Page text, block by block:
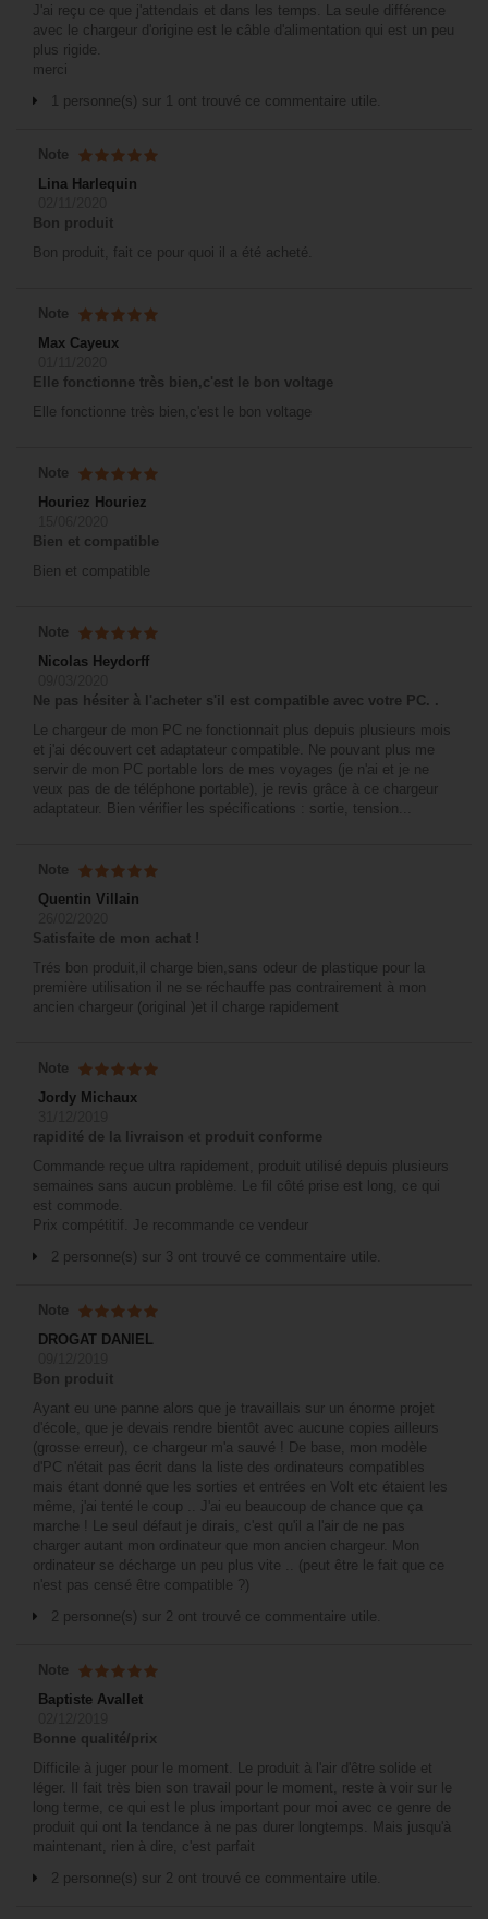
J'ai reçu ce que j'attendais et dans les temps. La seule différence
avec le chargeur d'origine est le câble d'alimentation qui est un peu
plus rigide.
merci
1 personne(s) sur 1 ont trouvé ce commentaire utile.
Note
Lina Harlequin
Bon produit
Bon produit, fait ce pour quoi il a été acheté.
Note
Max Cayeux
Elle fonctionne très bien,c'est le bon voltage
Elle fonctionne très bien,c'est le bon voltage
Note
Houriez Houriez
Bien et compatible
Bien et compatible
Note
Nicolas Heydorff
Ne pas hésiter à l'acheter s'il est compatible avec votre PC. .
Le chargeur de mon PC ne fonctionnait plus depuis plusieurs mois
et j'ai découvert cet adaptateur compatible. Ne pouvant plus me
servir de mon PC portable lors de mes voyages (je n'ai et je ne
veux pas de de téléphone portable), je revis grâce à ce chargeur
adaptateur. Bien vérifier les spécifications : sortie, tension...
Note
Quentin Villain
Satisfaite de mon achat !
Trés bon produit,il charge bien,sans odeur de plastique pour la
première utilisation il ne se réchauffe pas contrairement à mon
ancien chargeur (original )et il charge rapidement
Note
Jordy Michaux
rapidité de la livraison et produit conforme
Commande reçue ultra rapidement, produit utilisé depuis plusieurs
semaines sans aucun problème. Le fil côté prise est long, ce qui
est commode.
Prix compétitif. Je recommande ce vendeur
2 personne(s) sur 3 ont trouvé ce commentaire utile.
Note
DROGAT DANIEL
Bon produit
Ayant eu une panne alors que je travaillais sur un énorme projet
d'école, que je devais rendre bientôt avec aucune copies ailleurs
(grosse erreur), ce chargeur m'a sauvé ! De base, mon modèle
d'PC n'était pas écrit dans la liste des ordinateurs compatibles
mais étant donné que les sorties et entrées en Volt etc étaient les
même, j'ai tenté le coup .. J'ai eu beaucoup de chance que ça
marche ! Le seul défaut je dirais, c'est qu'il a l'air de ne pas
charger autant mon ordinateur que mon ancien chargeur. Mon
ordinateur se décharge un peu plus vite .. (peut être le fait que ce
n'est pas censé être compatible ?)
2 personne(s) sur 2 ont trouvé ce commentaire utile.
Note
Baptiste Avallet
Bonne qualité/prix
Difficile à juger pour le moment. Le produit à l'air d'être solide et
léger. Il fait très bien son travail pour le moment, reste à voir sur le
long terme, ce qui est le plus important pour moi avec ce genre de
produit qui ont la tendance à ne pas durer longtemps. Mais jusqu'à
maintenant, rien à dire, c'est parfait
2 personne(s) sur 2 ont trouvé ce commentaire utile.